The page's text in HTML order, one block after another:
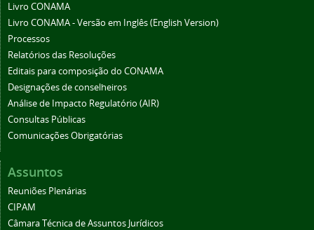
Livro CONAMA
Livro CONAMA - Versão em Inglês (English Version)
Processos
Relatórios das Resoluções
Editais para composição do CONAMA
Designações de conselheiros
Análise de Impacto Regulatório (AIR)
Consultas Públicas
Comunicações Obrigatórias
Assuntos
Reuniões Plenárias
CIPAM
Câmara Técnica de Assuntos Jurídicos